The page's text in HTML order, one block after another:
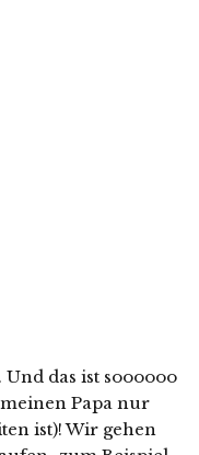
das ist soooooo
Papa nur
ist)! Wir gehen